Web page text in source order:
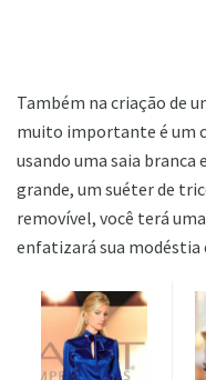
Também na criação de
muito importante é um
usando uma saia branca
grande, um suéter de
removível, você terá
enfatizará sua modéstia